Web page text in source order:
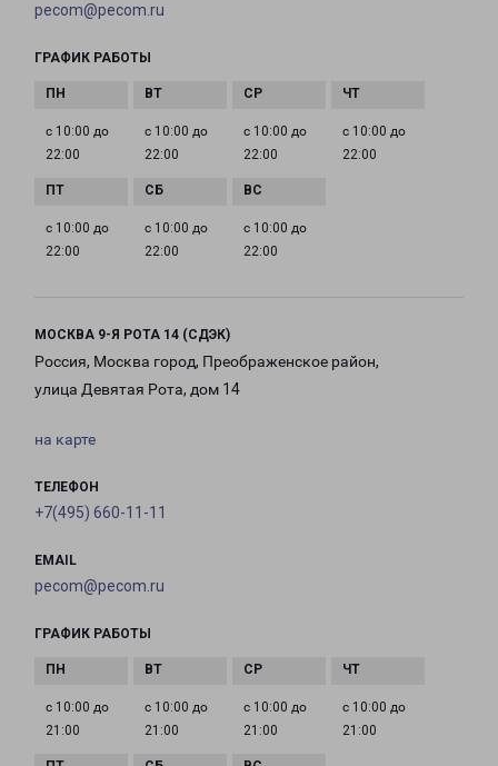
pecom@pecom.ru
ГРАФИК РАБОТЫ
с 10:00 до
22:00
с 10:00 до
22:00
с 10:00 до
22:00
с 10:00 до
22:00
с 10:00 до
22:00
с 10:00 до
22:00
с 10:00 до
22:00
МОСКВА 9-Я РОТА 14 (СДЭК)
Россия, Москва город, Преображенское район,
улица Девятая Рота, дом 14
на карте
ТЕЛЕФОН
+7(495) 660-11-11
EMAIL
pecom@pecom.ru
ГРАФИК РАБОТЫ
с 10:00 до
21:00
с 10:00 до
21:00
с 10:00 до
21:00
с 10:00 до
21:00